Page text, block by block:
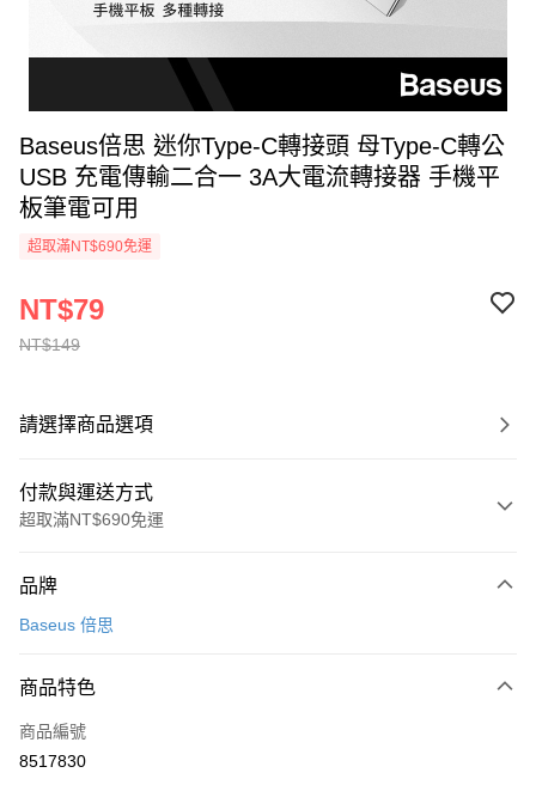
Baseus倍思 迷你Type-C轉接頭 母Type-C轉公
USB 充電傳輸二合一 3A大電流轉接器 手機平
板筆電可用
超取滿NT$690免運
NT$149
NT$79
請選擇商品選項
付款與運送方式
超取滿NT$690免運
信用卡一次付款
LINE Pay
Apple Pay
品牌
Baseus 倍思
商品特色
商品編號
8517830